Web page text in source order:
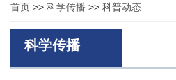
首页 >> 科学传播 >> 科普动态
科学传播